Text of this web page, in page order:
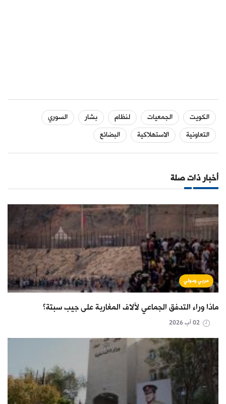
الكويت الجمعيات لنظام بشار
السوري
التعاونية
الاستهلاكية البضائع
أخبار ذات صلة
عربي ودولي
ماذا وراء التدفق الجماعي لآلاف المغاربة على جيب سبتة؟